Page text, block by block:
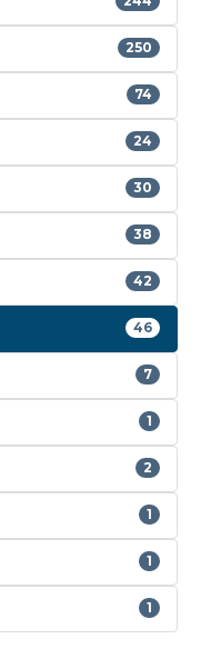
250
74
24
30
38
42
46
7
1
2
1
1
1